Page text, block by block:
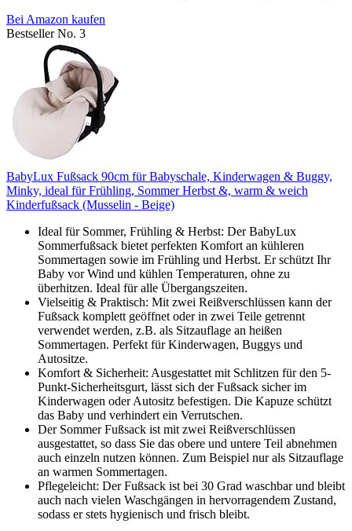
Bei Amazon kaufen
Bestseller No. 3
BabyLux Fußsack 90cm für Babyschale, Kinderwagen & Buggy,
Minky, ideal für Frühling, Sommer Herbst &, warm & weich
Kinderfußsack (Musselin - Beige)
Ideal für Sommer, Frühling & Herbst: Der BabyLux
Sommerfußsack bietet perfekten Komfort an kühleren
Sommertagen sowie im Frühling und Herbst. Er schützt Ihr
Baby vor Wind und kühlen Temperaturen, ohne zu
überhitzen. Ideal für alle Übergangszeiten.
Vielseitig & Praktisch: Mit zwei Reißverschlüssen kann der
Fußsack komplett geöffnet oder in zwei Teile getrennt
verwendet werden, z.B. als Sitzauflage an heißen
Sommertagen. Perfekt für Kinderwagen, Buggys und
Autositze.
Komfort & Sicherheit: Ausgestattet mit Schlitzen für den 5-
Punkt-Sicherheitsgurt, lässt sich der Fußsack sicher im
Kinderwagen oder Autositz befestigen. Die Kapuze schützt
das Baby und verhindert ein Verrutschen.
Der Sommer Fußsack ist mit zwei Reißverschlüssen
ausgestattet, so dass Sie das obere und untere Teil abnehmen
auch einzeln nutzen können. Zum Beispiel nur als Sitzauflage
an warmen Sommertagen.
Pflegeleicht: Der Fußsack ist bei 30 Grad waschbar und bleibt
auch nach vielen Waschgängen in hervorragendem Zustand,
sodass er stets hygienisch und frisch bleibt.